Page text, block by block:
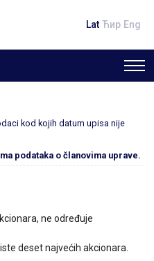
Lat Ћир Eng
kod kojih datum upisa nije
podataka o članovima uprave.
ne određuje
deset najvećih akcionara.